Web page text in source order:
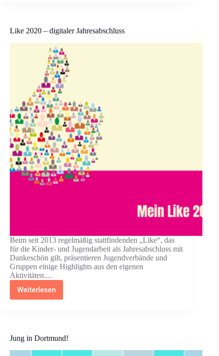
Like 2020 – digitaler Jahresabschluss
Beim seit 2013 regelmäßig stattfindenden „Like“, das
für die Kinder- und Jugendarbeit als Jahresabschluss mit
Dankeschön gilt, präsentieren Jugendverbände und
Gruppen einige Highlights aus den eigenen
Aktivitäten....
Weiterlesen
Like
2020
Jung in Dortmund!